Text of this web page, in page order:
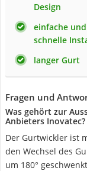
Design
einfache und
schnelle
langer Gurt
Fragen und
Was gehört zur
Anbieters Inovatec?
Der Gurtwickler ist
den Wechsel des
um 180°